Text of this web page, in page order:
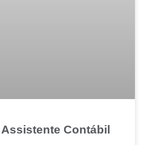
Contábil